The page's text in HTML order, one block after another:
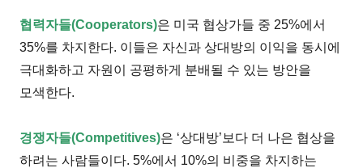
협력자들(Cooperators)은 미국 협상가들 중 25%에서
35%를 차지한다. 이들은 자신과 상대방의 이익을 동시에
극대화하고 자원이 공평하게 분배될 수 있는 방안을
모색한다.
경쟁자들(Competitives)은 ‘상대방’보다 더 나은 협상을
하려는 사람들이다. 5%에서 10%의 비중을 차지하는